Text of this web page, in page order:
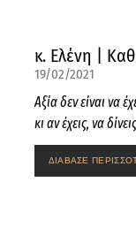
κ. Ελένη |
19/02/2021
Αξία δεν είναι να
κι αν έχεις, να
ΔΙΑΒΑΣΕ